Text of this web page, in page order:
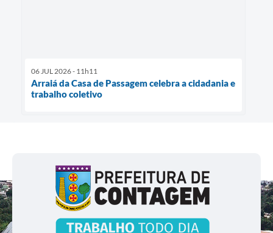
06 JUL 2026 - 11h11
Arraiá da Casa de Passagem celebra a cidadania e
trabalho coletivo